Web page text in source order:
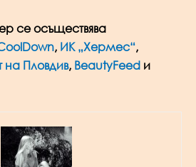
се осъществява
, ИК „Хермес“,
на Пловдив, BeautyFeed и